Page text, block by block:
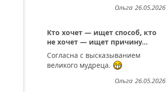
26.05.2026
Ольга
Кто хочет — ищет способ, кто
не хочет — ищет причину...
Согласна с высказыванием
великого мудреца.
26.05.2026
Ольга